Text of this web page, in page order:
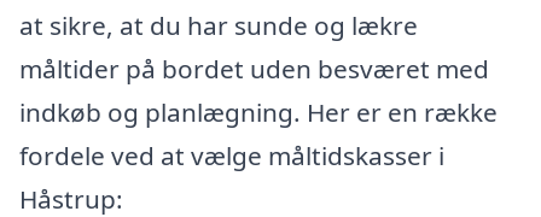
at sikre, at du har sunde og lækre
måltider på bordet uden besværet med
indkøb og planlægning. Her er en række
fordele ved at vælge måltidskasser i
Håstrup: